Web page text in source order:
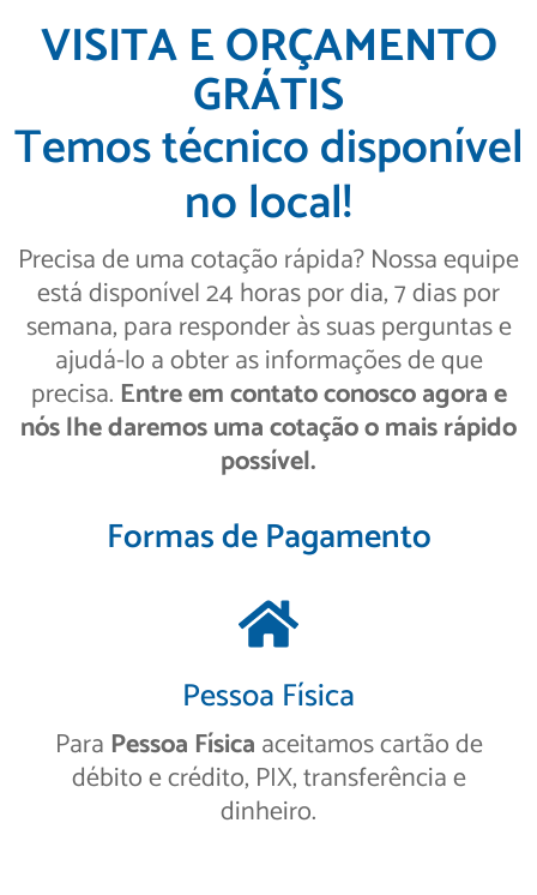
VISITA E ORÇAMENTO
GRÁTIS
Temos técnico disponível
no local!
Precisa de uma cotação rápida? Nossa equipe
está disponível 24 horas por dia, 7 dias por
semana, para responder às suas perguntas e
ajudá-lo a obter as informações de que
precisa. Entre em contato conosco agora e
nós lhe daremos uma cotação o mais rápido
possível.
Formas de Pagamento
Pessoa Física
Para Pessoa Físicaaceitamos cartão de
débito e crédito, PIX, transferência e
dinheiro.